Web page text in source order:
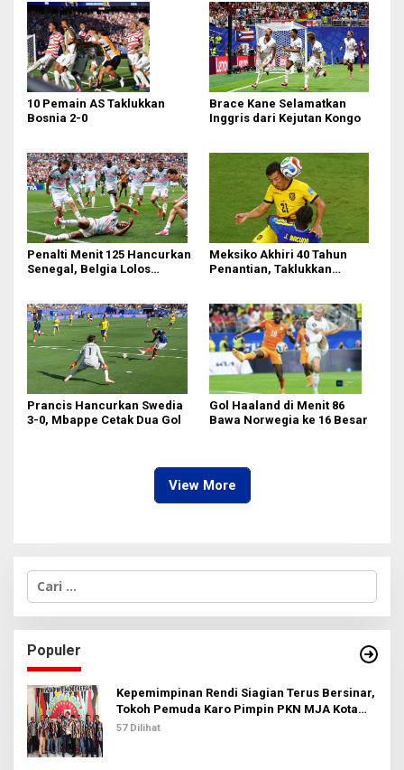
10 Pemain AS Taklukkan
Bosnia 2-0
Brace Kane Selamatkan
Inggris dari Kejutan Kongo
Penalti Menit 125 Hancurkan
Senegal, Belgia Lolos
Meksiko Akhiri 40 Tahun
Penantian, Taklukkan
Prancis Hancurkan Swedia
3-0, Mbappe Cetak Dua Gol
Gol Haaland di Menit 86
Bawa Norwegia ke 16 Besar
View More
C
i
u
n
t
u
k
:
Populer
Kepemimpinan Rendi Siagian Terus Bersinar,
Tokoh Pemuda Karo Pimpin PKN MJA Kota
Medan
57 Dilihat